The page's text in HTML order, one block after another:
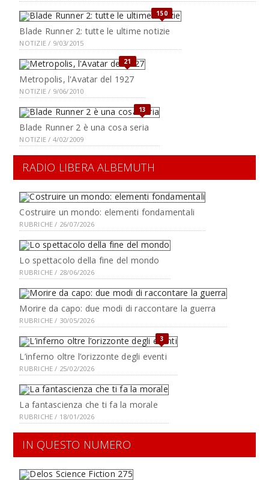
150
Blade Runner 2: tutte le ultime notizie
NOTIZIE / 9/03/2015
21
Metropolis, l'Avatar del 1927
NOTIZIE / 9/06/2010
13
Blade Runner 2 è una cosa seria
NOTIZIE / 4/02/2009
RADIO LIBERA ALBEMUTH
Costruire un mondo: elementi fondamentali
RUBRICHE / 26/07/2026
Lo spettacolo della fine del mondo
RUBRICHE / 28/06/2026
Morire da capo: due modi di raccontare la guerra
RUBRICHE / 30/05/2026
3
L’inferno oltre l’orizzonte degli eventi
RUBRICHE / 25/02/2026
La fantascienza che ti fa la morale
RUBRICHE / 18/01/2026
IN QUESTO NUMERO